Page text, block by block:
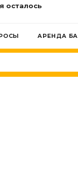
осталось
АРЕНДА